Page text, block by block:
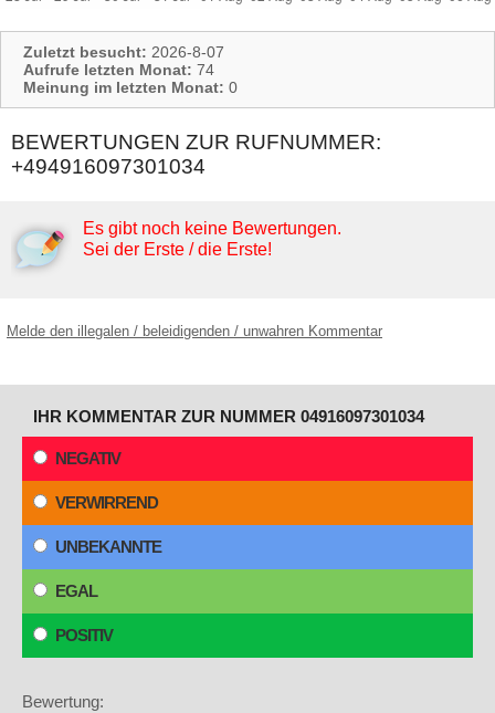
Zuletzt besucht: 2026-8-07
Aufrufe letzten Monat: 74
Meinung im letzten Monat: 0
BEWERTUNGEN ZUR RUFNUMMER:
+494916097301034
Es gibt noch keine Bewertungen.
Sei der Erste / die Erste!
Melde den illegalen / beleidigenden / unwahren Kommentar
IHR KOMMENTAR ZUR NUMMER 04916097301034
NEGATIV
VERWIRREND
UNBEKANNTE
EGAL
POSITIV
Bewertung: